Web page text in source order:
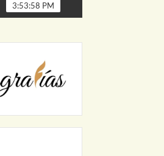
JAPAM EL PROGRAMA “AGUA
3:53:59 PM